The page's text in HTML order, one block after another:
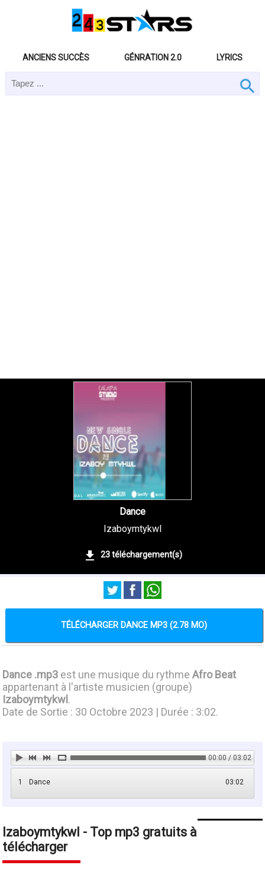
ANCIENS SUCCÈS GÉNRATION 2.0 LYRICS
Dance
Izaboymtykwl
23 téléchargement(s)
TÉLÉCHARGER DANCE MP3 (2.78 MO)
Dance .mp3 est une musique du rythmeAfro Beat
appartenant à l'artiste musicien (groupe)
Izaboymtykwl.
Date de Sortie : 30 Octobre 2023 | Durée : 3:02.
00:00 / 03:02
1 03:02
Dance
Izaboymtykwl - Top mp3 gratuits à
télécharger